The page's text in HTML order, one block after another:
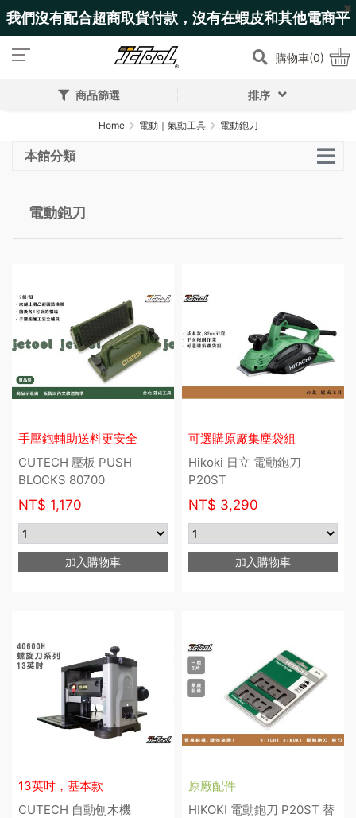
我們沒有配合超商取貨付款，沒有在蝦皮和其他電商平
台上架! 購物車(0)
商品篩選 排序
Home 電動｜氣動工具 電動鉋刀
本館分類
電動鉋刀
手壓鉋輔助送料更安全
CUTECH 壓板 PUSH
BLOCKS 80700
NT$ 1,170
加入購物車
可選購原廠集塵袋組
Hikoki 日立 電動鉋刀
P20ST
NT$ 3,290
加入購物車
13英吋，基本款
CUTECH 自動刨木機
原廠配件
HIKOKI 電動鉋刀 P20ST 替